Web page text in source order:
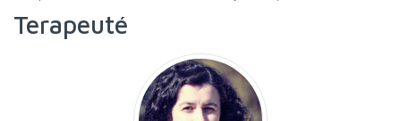
Terapeuté